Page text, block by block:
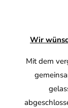
Wir
Mit dem